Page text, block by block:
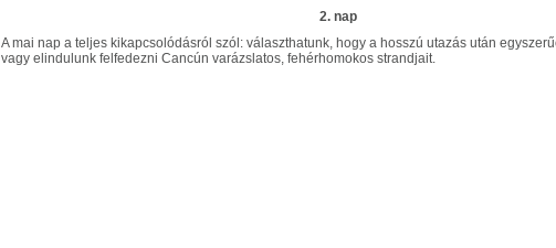
2. nap
A mai nap a teljes kikapcsolódásról szól: választhatunk, hogy a hosszú utazás után
vagy elindulunk felfedezni Cancún varázslatos, fehérhomokos strandjait.